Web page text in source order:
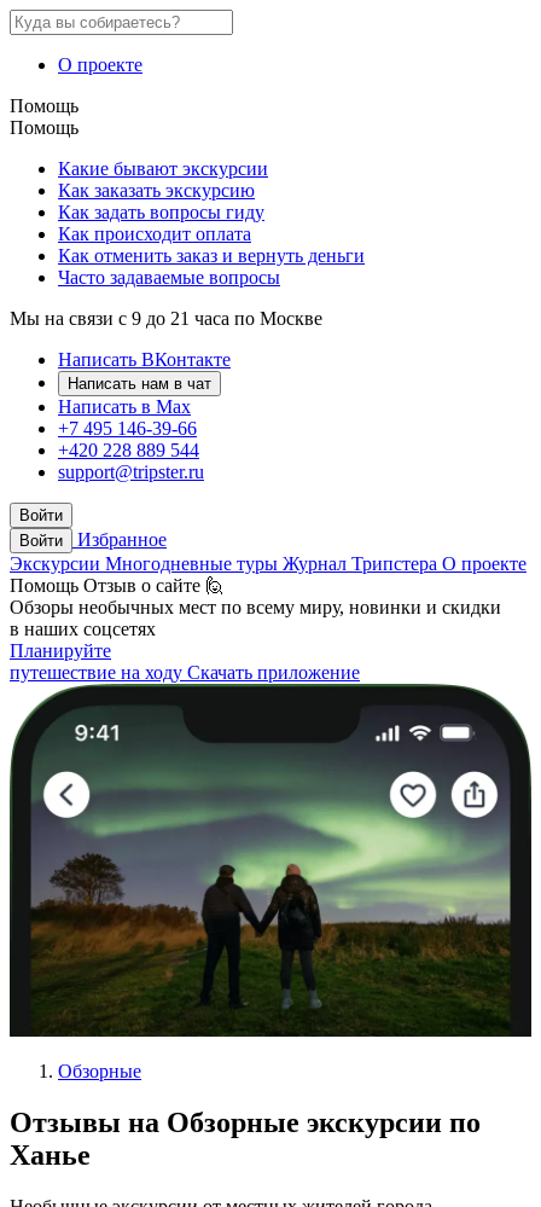
О проекте
Помощь
Помощь
Какие бывают экскурсии
Как заказать экскурсию
Как задать вопросы гиду
Как происходит оплата
Как отменить заказ и вернуть деньги
Часто задаваемые вопросы
Мы на связи с 9 до 21 часа по Москве
Написать ВКонтакте
Написать нам в чат
Написать в Max
+7 495 146-39-66
+420 228 889 544
support@tripster.ru
Войти
Войти
Избранное
Экскурсии Многодневные туры Журнал Трипстера О проекте
Помощь Отзыв о сайте 🙋
Обзоры необычных мест по всему миру, новинки и скидки
в наших соцсетях
Планируйте
путешествие на ходу Скачать приложение
Обзорные
Отзывы на Обзорные экскурсии по
Ханье